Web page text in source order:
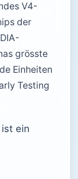
V4-
der
grösste
Einheiten
Testing
ein